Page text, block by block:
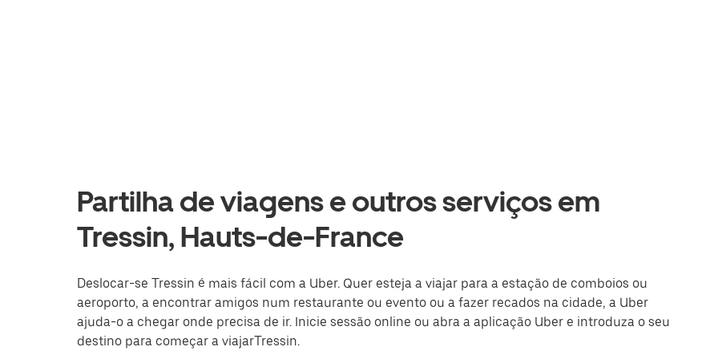
Partilha de viagens e outros serviços em
Tressin, Hauts-de-France
Deslocar-se Tressin é mais fácil com a Uber. Quer esteja a viajar para a estação de comboios ou
aeroporto, a encontrar amigos num restaurante ou evento ou a fazer recados na cidade, a Uber
ajuda-o a chegar onde precisa de ir. Inicie sessão online ou abra a aplicação Uber e introduza o seu
destino para começar a viajarTressin.